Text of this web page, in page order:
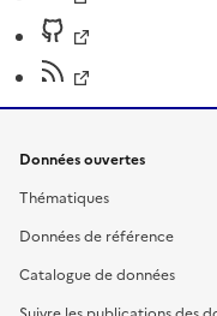
Données ouvertes
Thématiques
Données de référence
Catalogue de données